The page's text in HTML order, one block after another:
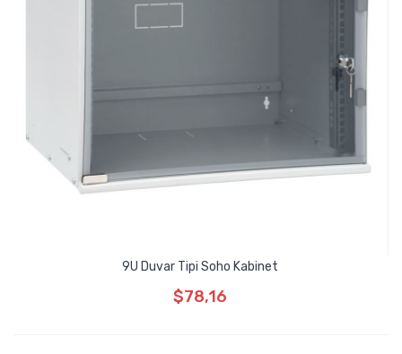
9U Duvar Tipi Soho Kabinet
$78,16